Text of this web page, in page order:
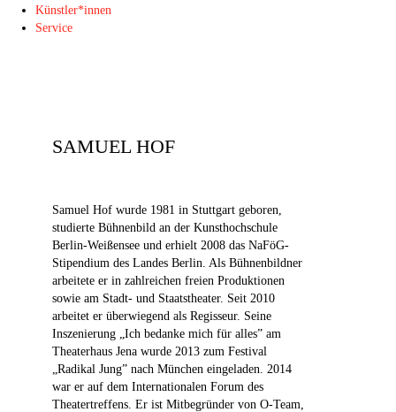
Künstler*innen
Service
SAMUEL HOF
Samuel Hof wurde 1981 in Stuttgart geboren,
studierte Bühnenbild an der Kunsthochschule
Berlin-Weißensee und erhielt 2008 das NaFöG-
Stipendium des Landes Berlin. Als Bühnenbildner
arbeitete er in zahlreichen freien Produktionen
sowie am Stadt- und Staatstheater. Seit 2010
arbeitet er überwiegend als Regisseur. Seine
Inszenierung „Ich bedanke mich für alles” am
Theaterhaus Jena wurde 2013 zum Festival
„Radikal Jung” nach München eingeladen. 2014
war er auf dem Internationalen Forum des
Theatertreffens. Er ist Mitbegründer von O-Team,